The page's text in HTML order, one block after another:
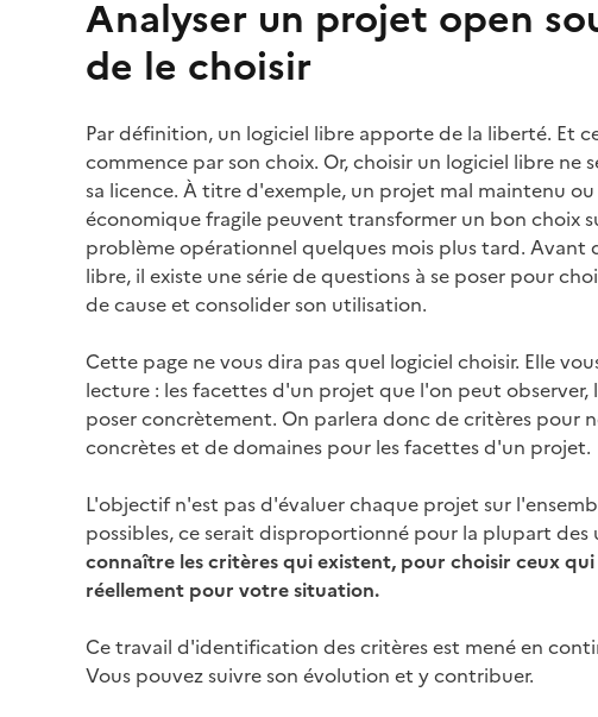
Analyser un projet open
de le choisir
Par définition, un logiciel libre apporte de la liberté. Et
commence par son choix. Or, choisir un logiciel libre ne
sa licence. À titre d'exemple, un projet mal maintenu
économique fragile peuvent transformer un bon choix
problème opérationnel quelques mois plus tard. Avant
libre, il existe une série de questions à se poser pour
de cause et consolider son utilisation.
Cette page ne vous dira pas quel logiciel choisir. Elle
lecture : les facettes d'un projet que l'on peut observer,
poser concrètement. On parlera donc de critères pour
concrètes et de domaines pour les facettes d'un projet.
L'objectif n'est pas d'évaluer chaque projet sur
possibles, ce serait disproportionné pour la plupart des
connaître les critères qui existent, pour choisir ceux
réellement pour votre situation.
Ce travail d'identification des critères est mené en
Vous pouvez suivre son évolution et y contribuer.